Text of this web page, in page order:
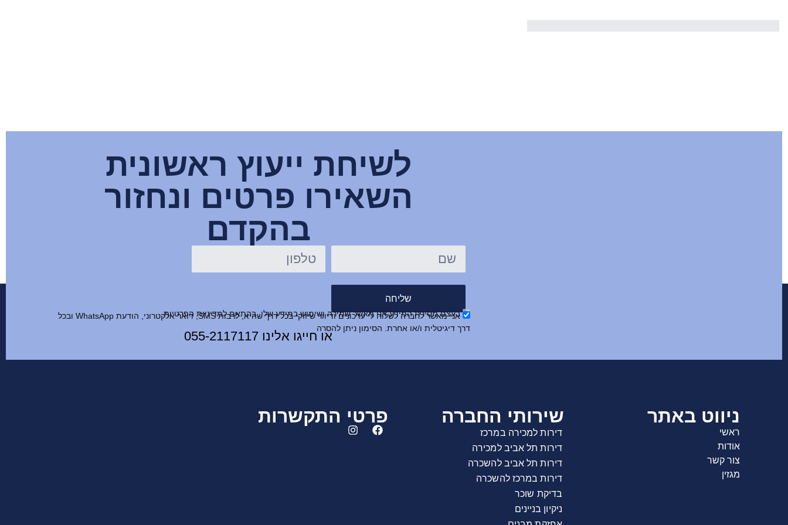
לשיחת ייעוץ ראשונית
השאירו פרטים ונחזור
בהקדם
שליחה
בעצם מסירת המידע אני מאשר שמירה ושימוש במידע שלי, בהתאם למדיניות הפרטיות
אני מאשר לחברה לשלוח לי עדכונים ודיוור שיווקי בכל דרך שהיא, לרבות SMS, דואר אלקטרוני, הודעת WhatsApp ובכל
דרך דיגיטלית ו/או אחרת. הסימון ניתן להסרה
או חייגו אלינו 055-2117117
ניווט באתר
ראשי
אודות
צור קשר
מגזין
שירותי החברה
דירות למכירה במרכז
דירות תל אביב למכירה
דירות תל אביב להשכרה
דירות במרכז להשכרה
בדיקת שוכר
ניקיון בניינים
פרטי התקשרות